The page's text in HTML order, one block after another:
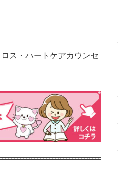
ス・ハートケアカウンセ